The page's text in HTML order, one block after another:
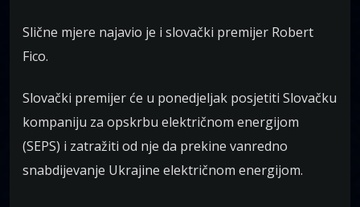
Slične mjere najavio je i slovački premijer Robert
Fico.
Slovački premijer će u ponedjeljak posjetiti Slovačku
kompaniju za opskrbu električnom energijom
(SEPS) i zatražiti od nje da prekine vanredno
snabdijevanje Ukrajine električnom energijom.